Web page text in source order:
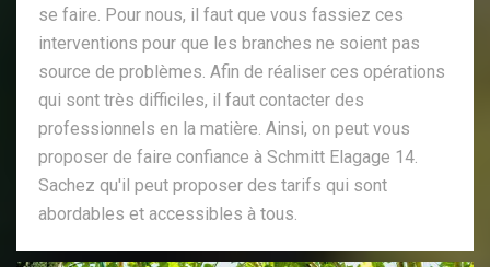
se faire. Pour nous, il faut que vous fassiez ces
interventions pour que les branches ne soient pas
source de problèmes. Afin de réaliser ces opérations
qui sont très difficiles, il faut contacter des
professionnels en la matière. Ainsi, on peut vous
proposer de faire confiance à Schmitt Elagage 14.
Sachez qu'il peut proposer des tarifs qui sont
abordables et accessibles à tous.